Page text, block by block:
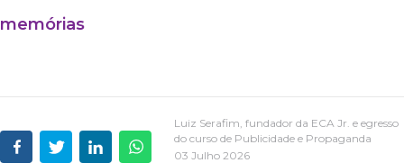
memórias
Luiz Serafim, fundador da ECA Jr. e egresso
do curso de Publicidade e Propaganda
03 Julho 2026